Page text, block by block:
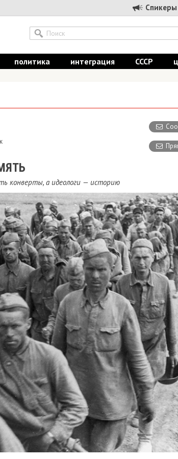
Спикеры
политика интеграция СССР
конверты, а идеологи — историю